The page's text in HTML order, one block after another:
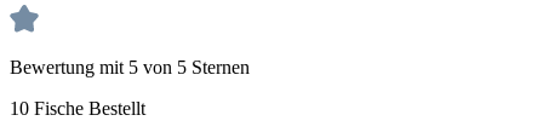
Bewertung mit 5 von 5 Sternen
10 Fische Bestellt